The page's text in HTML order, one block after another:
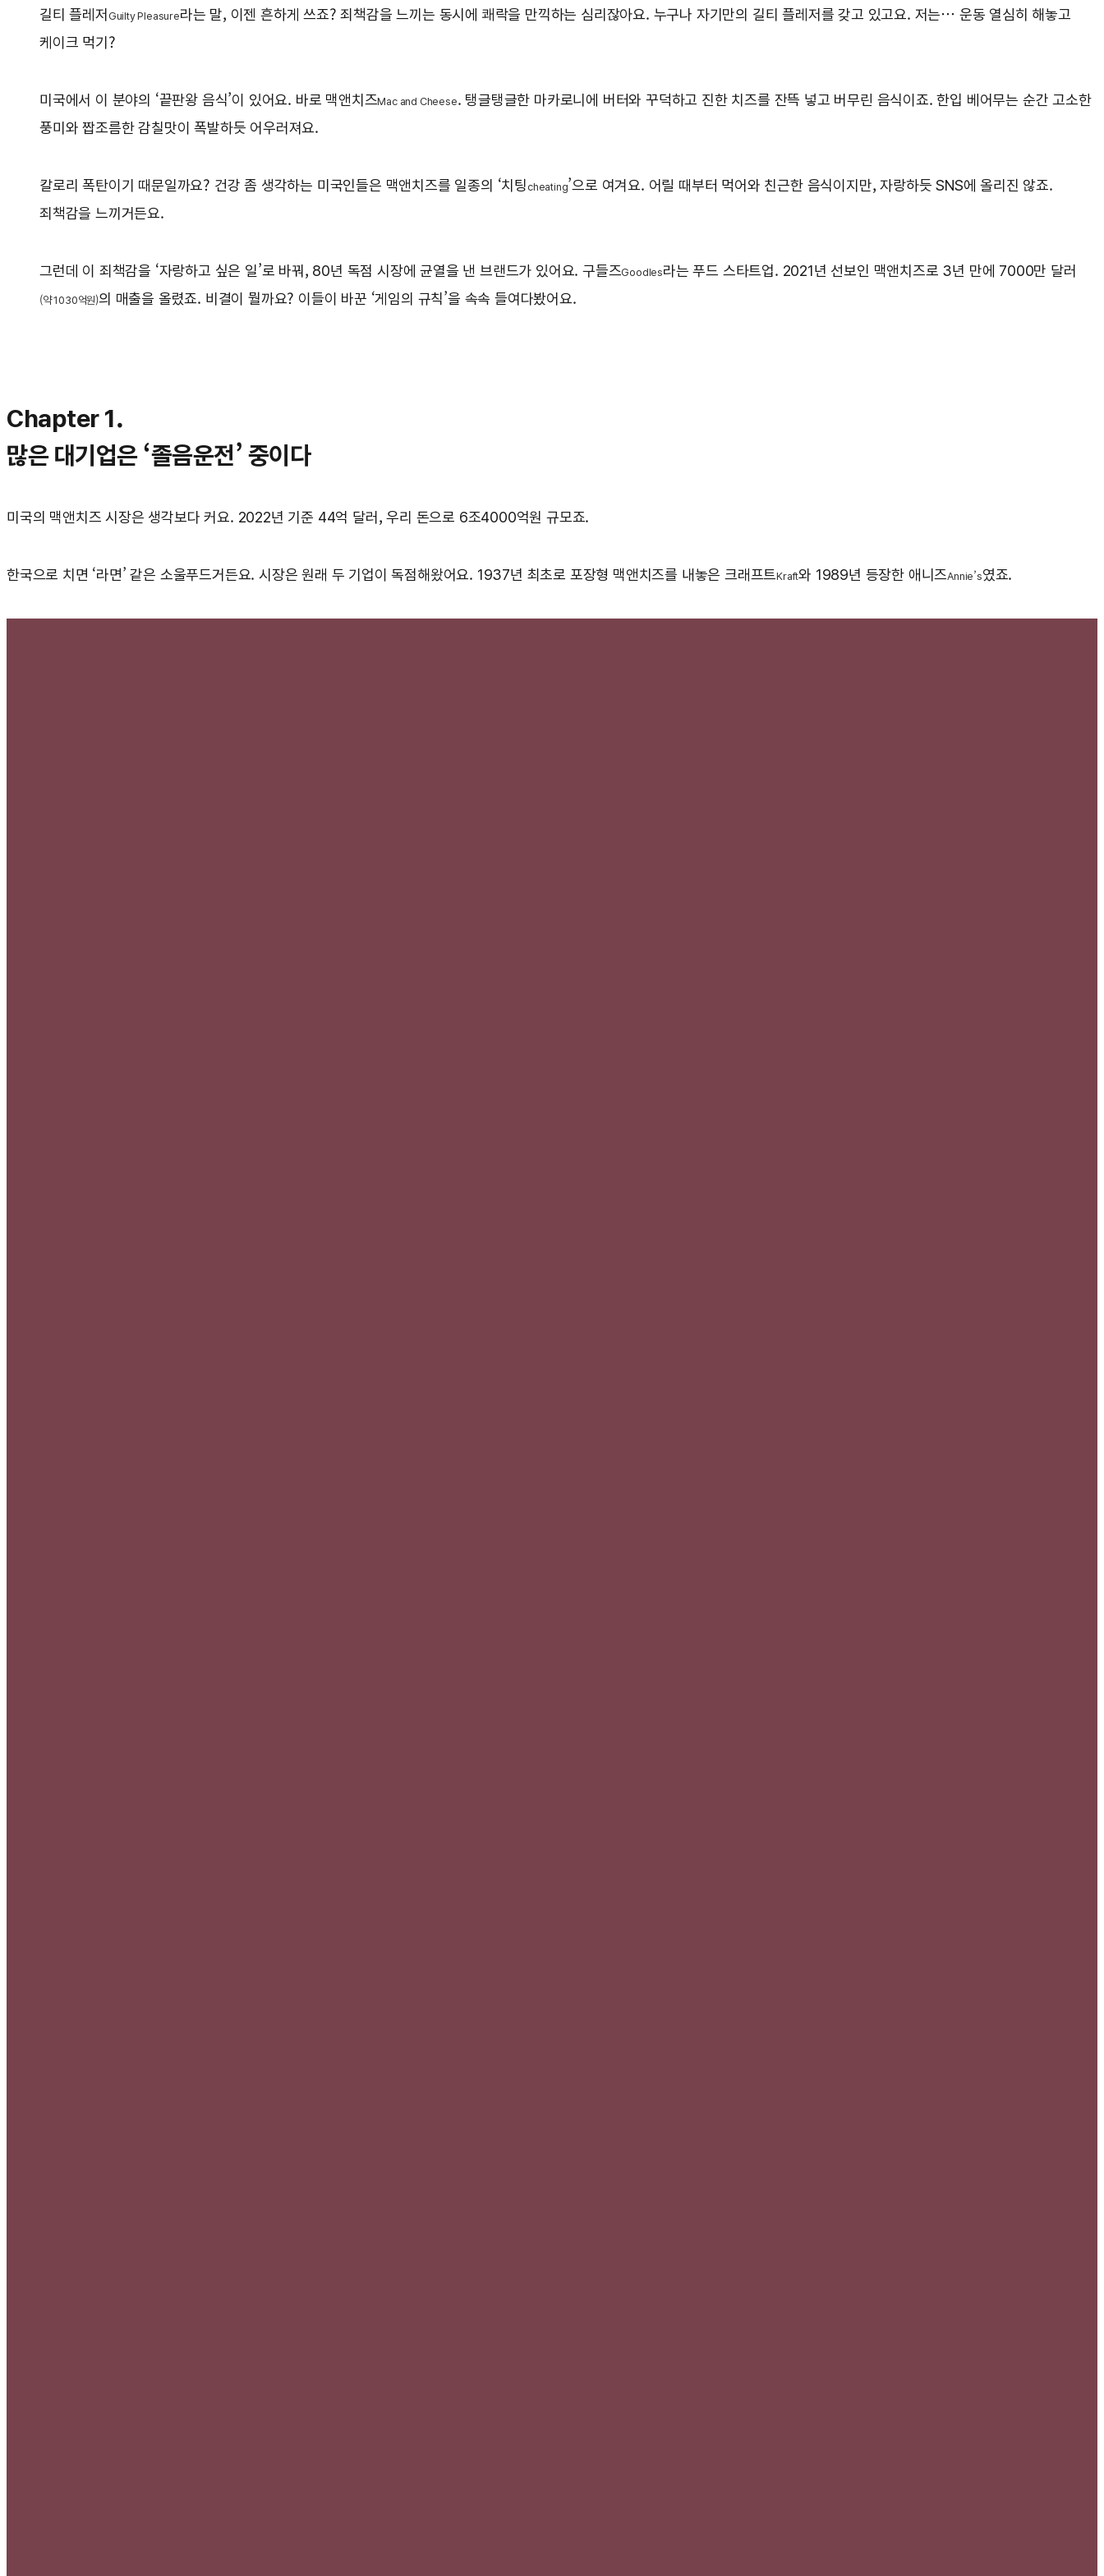
길티 플레저 Guilty Pleasure라는 말, 이젠 흔하게 쓰죠? 죄책감을 느끼는 동시에 쾌락을 만끽하는 심리잖아요. 누구나 자기만의 길티 플레저를 갖고 있고요. 저는… 운동 열심히 해놓고
케이크 먹기?
미국에서 이 분야의 ‘끝판왕 음식’이 있어요. 바로 맥앤치즈Mac and Cheese. 탱글탱글한 마카로니에 버터와 꾸덕하고 진한 치즈를 잔뜩 넣고 버무린 음식이죠. 한입 베어무는 순간 고소한
풍미와 짭조름한 감칠맛이 폭발하듯 어우러져요.
칼로리 폭탄이기 때문일까요? 건강 좀 생각하는 미국인들은 맥앤치즈를 일종의 ‘치팅cheating’으로 여겨요. 어릴 때부터 먹어와 친근한 음식이지만, 자랑하듯 SNS에 올리진 않죠.
죄책감을 느끼거든요.
그런데 이 죄책감을 ‘자랑하고 싶은 일’로 바꿔, 80년 독점 시장에 균열을 낸 브랜드가 있어요. 구들즈Goodles라는 푸드 스타트업. 2021년 선보인 맥앤치즈로 3년 만에 7000만 달러
(약 1030억원)의 매출을 올렸죠. 비결이 뭘까요? 이들이 바꾼 ‘게임의 규칙’을 속속 들여다봤어요.
Chapter 1.
많은 대기업은 ‘졸음운전’ 중이다
미국의 맥앤치즈 시장은 생각보다 커요. 2022년 기준 44억 달러, 우리 돈으로 6조4000억원 규모죠.
한국으로 치면 ‘라면’ 같은 소울푸드거든요. 시장은 원래 두 기업이 독점해왔어요. 1937년 최초로 포장형 맥앤치즈를 내놓은 크래프트Kraft와 1989년 등장한 애니즈Annie’s였죠.